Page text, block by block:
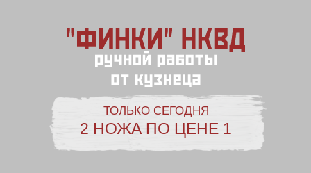
ТОЛЬКО СЕГОДНЯ
2 НОЖА ПО ЦЕНЕ 1